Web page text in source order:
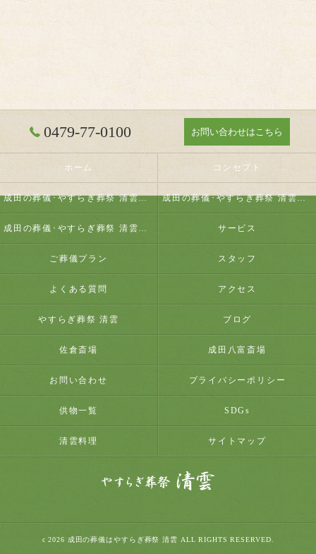
0479-77-0100 お問い合わせはこちら
ホーム コンセプト
成田の葬儀･やすらぎ葬祭 清雲の口コミ情報 成田の葬儀･やすらぎ葬祭 清雲の評判
成田の葬儀･やすらぎ葬祭 清雲のお客様の声 サービス
ご葬儀プラン スタッフ
よくある質問 アクセス
やすらぎ葬祭 清雲 ブログ
佐倉斎場 成田八富斎場
お問い合わせ プライバシーポリシー
供物一覧 SDGs
清雲料理 サイトマップ
c 2026 成田の葬儀はやすらぎ葬祭 清雲 ALL RIGHTS RESERVED.